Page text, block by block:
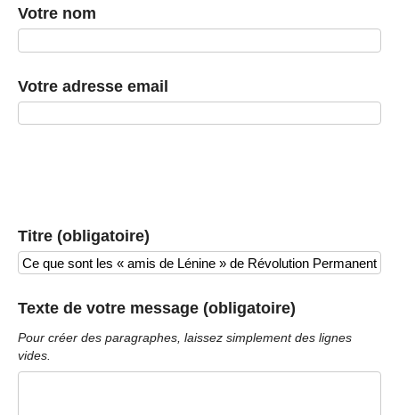
Votre nom
Votre adresse email
Titre (obligatoire)
Texte de votre message (obligatoire)
Pour créer des paragraphes, laissez simplement des lignes
vides.